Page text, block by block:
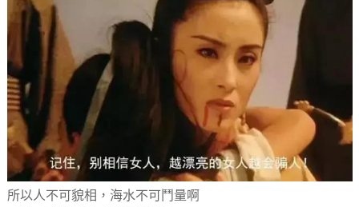
所以人不可貌相，海水不可鬥量啊